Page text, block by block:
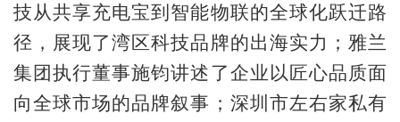
技从共享充电宝到智能物联的全球化跃迁路
径，展现了湾区科技品牌的出海实力；雅兰
集团执行董事施钧讲述了企业以匠心品质面
向全球市场的品牌叙事；深圳市左右家私有